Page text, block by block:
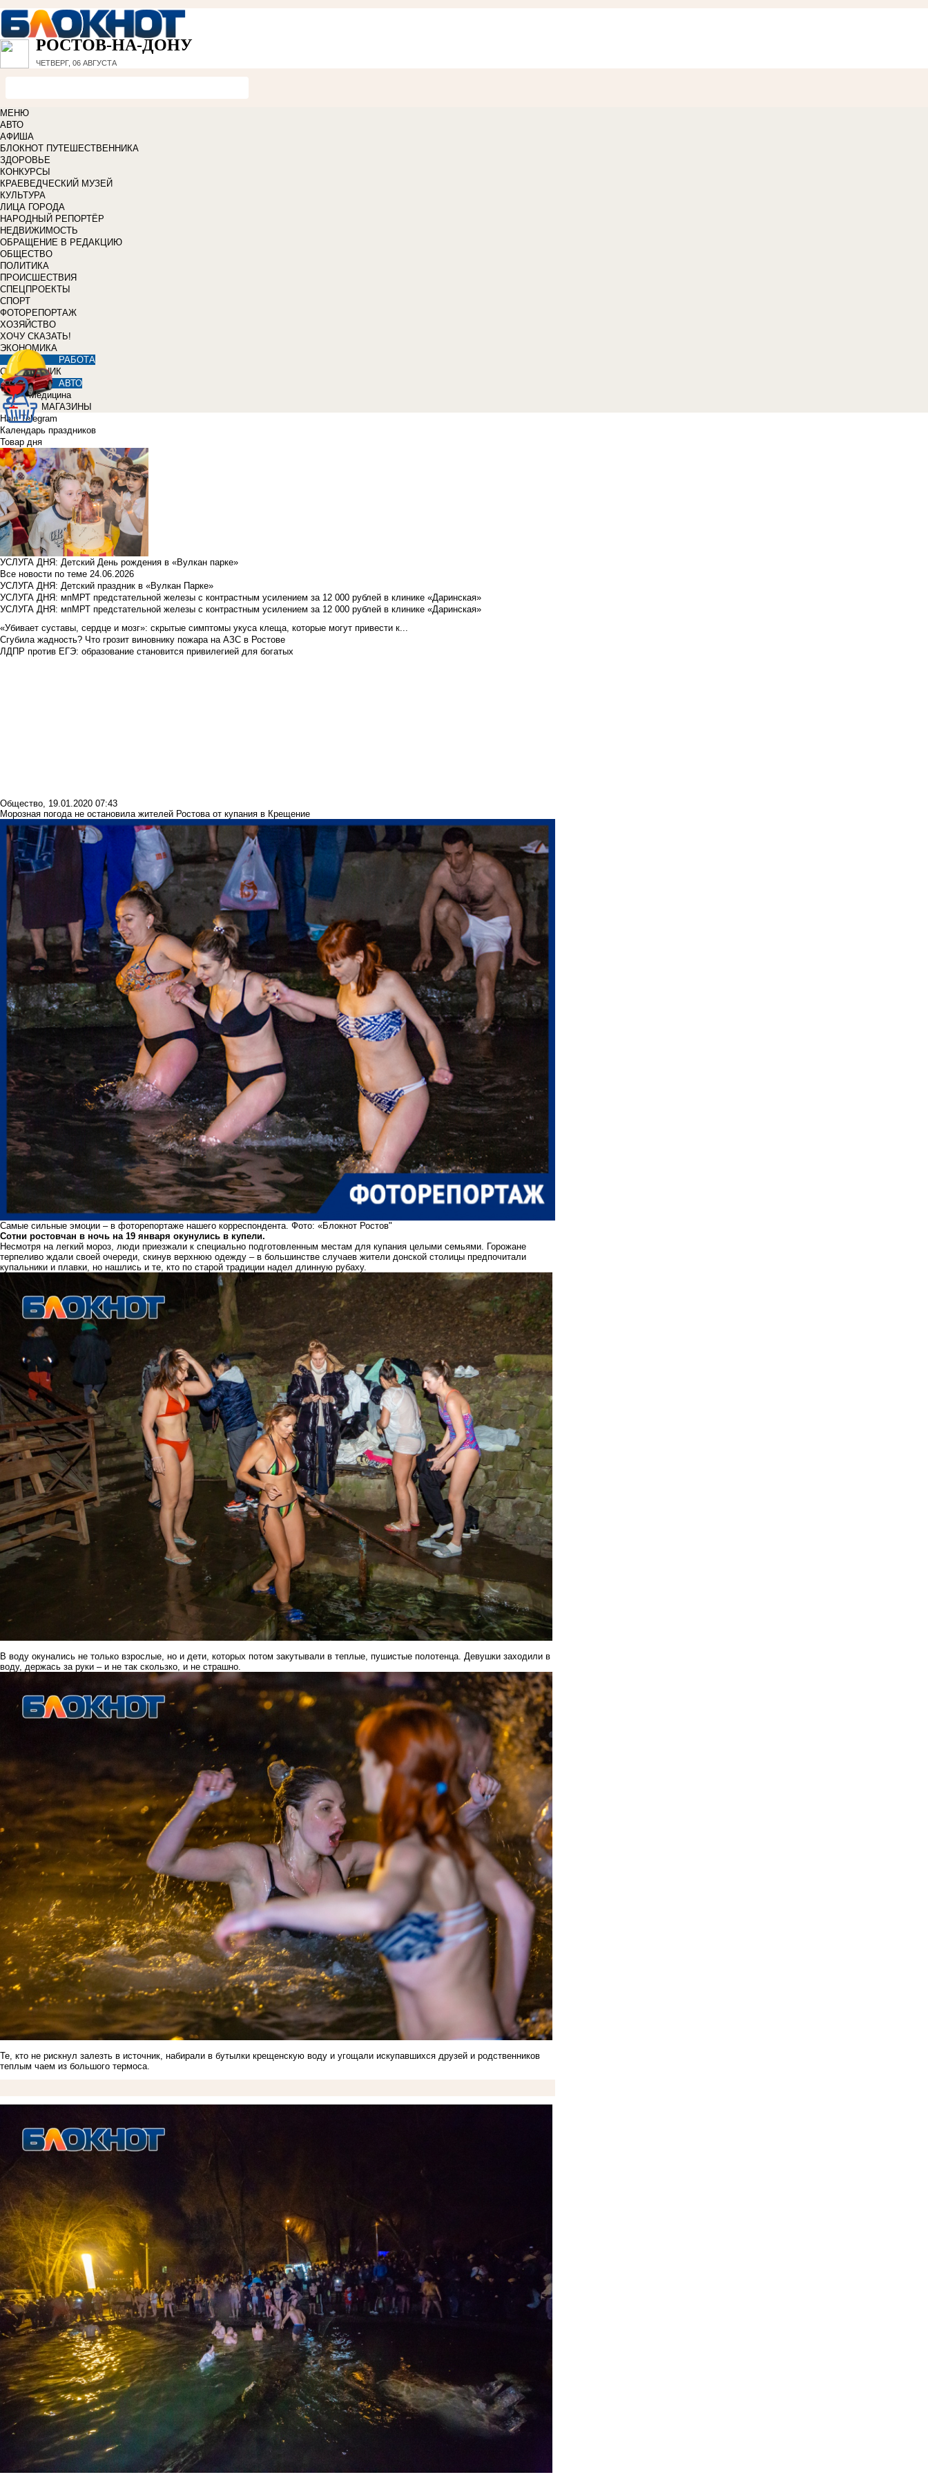
РОСТОВ-НА-ДОНУ
ЧЕТВЕРГ, 06 АВГУСТА
МЕНЮ
АВТО
АФИША
БЛОКНОТ ПУТЕШЕСТВЕННИКА
ЗДОРОВЬЕ
КОНКУРСЫ
КРАЕВЕДЧЕСКИЙ МУЗЕЙ
КУЛЬТУРА
ЛИЦА ГОРОДА
НАРОДНЫЙ РЕПОРТЁР
НЕДВИЖИМОСТЬ
ОБРАЩЕНИЕ В РЕДАКЦИЮ
ОБЩЕСТВО
ПОЛИТИКА
ПРОИСШЕСТВИЯ
СПЕЦПРОЕКТЫ
СПОРТ
ФОТОРЕПОРТАЖ
ХОЗЯЙСТВО
ХОЧУ СКАЗАТЬ!
ЭКОНОМИКА
РАБОТА
СПРАВОЧНИК
АВТО
Медицина
МАГАЗИНЫ
Наш Telegram
Календарь праздников
Товар дня
УСЛУГА ДНЯ: Детский День рождения в «Вулкан парке»
Все новости по теме 24.06.2026
УСЛУГА ДНЯ: Детский праздник в «Вулкан Парке»
УСЛУГА ДНЯ: мпМРТ предстательной железы с контрастным усилением за 12 000 рублей в клинике «Даринская»
УСЛУГА ДНЯ: мпМРТ предстательной железы с контрастным усилением за 12 000 рублей в клинике «Даринская»
«Убивает суставы, сердце и мозг»: скрытые симптомы укуса клеща, которые могут привести к...
Сгубила жадность? Что грозит виновнику пожара на АЗС в Ростове
ЛДПР против ЕГЭ: образование становится привилегией для богатых
Общество, 19.01.2020 07:43
Морозная погода не остановила жителей Ростова от купания в Крещение
Самые сильные эмоции – в фоторепортаже нашего корреспондента. Фото: «Блокнот Ростов"
Сотни ростовчан в ночь на 19 января окунулись в купели.
Несмотря на легкий мороз, люди приезжали к специально подготовленным местам для купания целыми семьями. Горожане
терпеливо ждали своей очереди, скинув верхнюю одежду – в большинстве случаев жители донской столицы предпочитали
купальники и плавки, но нашлись и те, кто по старой традиции надел длинную рубаху.
В воду окунались не только взрослые, но и дети, которых потом закутывали в теплые, пушистые полотенца. Девушки заходили в
воду, держась за руки – и не так скользко, и не страшно.
Те, кто не рискнул залезть в источник, набирали в бутылки крещенскую воду и угощали искупавшихся друзей и родственников
теплым чаем из большого термоса.